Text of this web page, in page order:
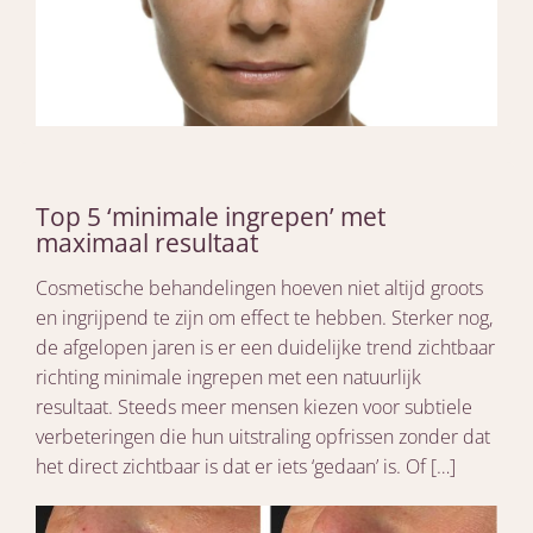
Top 5 ‘minimale ingrepen’ met
maximaal resultaat
Cosmetische behandelingen hoeven niet altijd groots
en ingrijpend te zijn om effect te hebben. Sterker nog,
de afgelopen jaren is er een duidelijke trend zichtbaar
richting minimale ingrepen met een natuurlijk
resultaat. Steeds meer mensen kiezen voor subtiele
verbeteringen die hun uitstraling opfrissen zonder dat
het direct zichtbaar is dat er iets ‘gedaan’ is. Of […]